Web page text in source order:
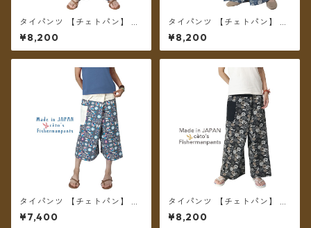
タイパンツ 【チェトパン】 Fi
shermanpants-051 ＊メール
便送料無料＊
¥8,200
タイパンツ 【チェトパン】 Fi
shermanpants-054 ＊メー
ル便送料無料＊
¥8,200
タイパンツ 【チェトパン】 Fi
shermanpants-050 ＊メー
ル便送料無料＊
¥7,400
タイパンツ 【チェトパン】 Fi
shermanpants-053 ＊メール
便送料無料＊
¥8,200